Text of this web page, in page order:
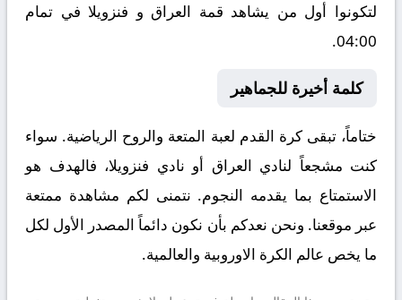
لتكونوا أول من يشاهد قمة العراق و فنزويلا في تمام
04:00.
كلمة أخيرة للجماهير
ختاماً، تبقى كرة القدم لعبة المتعة والروح الرياضية. سواء
كنت مشجعاً لنادي العراق أو نادي فنزويلا، فالهدف هو
الاستمتاع بما يقدمه النجوم. نتمنى لكم مشاهدة ممتعة
عبر موقعنا. ونحن نعدكم بأن نكون دائماً المصدر الأول لكل
ما يخص عالم الكرة الاوروبية والعالمية.